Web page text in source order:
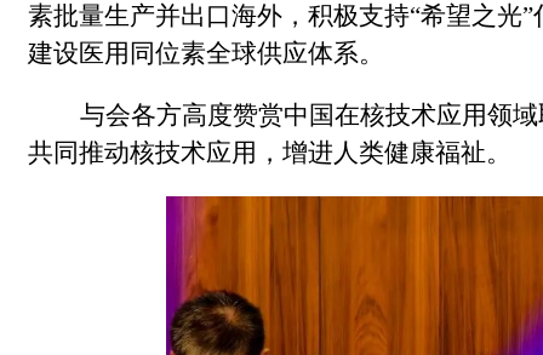
素批量生产并出口海外，积极支持“希望之光
建设医用同位素全球供应体系。
与会各方高度赞赏中国在核技术应用领
共同推动核技术应用，增进人类健康福祉。